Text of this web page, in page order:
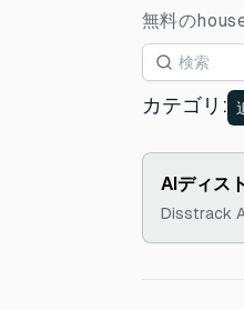
無料の
カテゴリ :
AIディス
Disstrack